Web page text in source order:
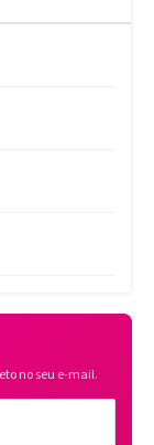
no seu e-mail.